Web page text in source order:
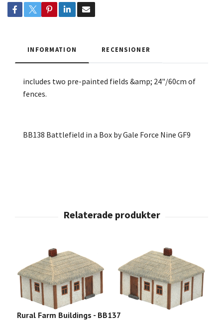
INFORMATION RECENSIONER
includes two pre-painted fields &amp; 24"/60cm of
fences.
BB138 Battlefield in a Box by Gale Force Nine GF9
Rural Farm Buildings - BB137